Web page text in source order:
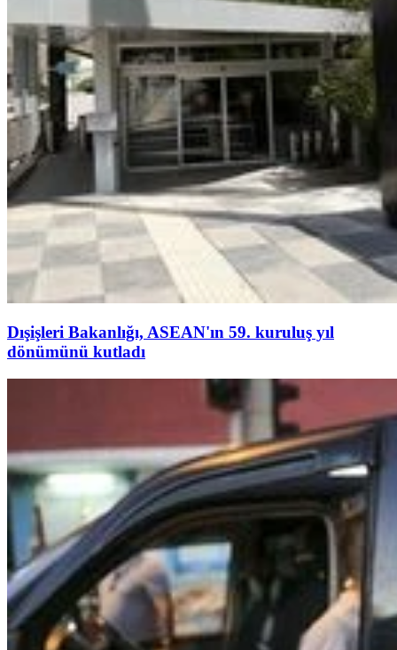
Dışişleri Bakanlığı, ASEAN'ın 59. kuruluş yıl
dönümünü kutladı